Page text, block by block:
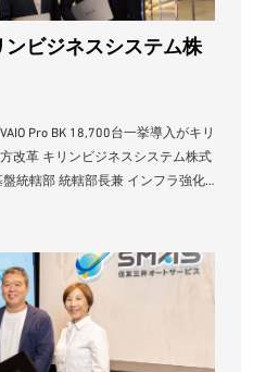
ビジネスシステム株
Pro BK 18,700台一挙導入がキリ
改革 キリンビジネスシステム株式
統轄部 統轄部長兼 インフラ強化…